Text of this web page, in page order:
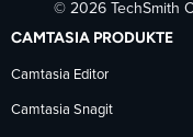
© 2026 TechSmith
CAMTASIA PRODUKTE
Camtasia Editor
Camtasia Snagit